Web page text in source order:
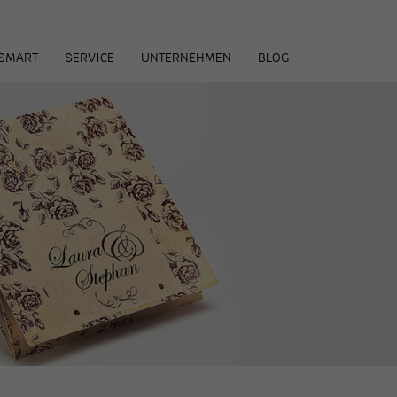
SERVICE UNTERNEHMEN BLOG